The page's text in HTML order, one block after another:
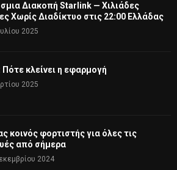
Διακοπή Starlink — Χιλιάδες
Χωρίς Διαδίκτυο στις 22:00 Ελλάδας
2025
Πότε κλείνει η εφαρμογή
2025
κοινός φορτιστής για όλες τις
από σήμερα
2024